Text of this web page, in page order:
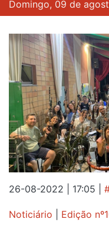
Domingo, 09 de
26-08-2022 | 17:05
Noticiário Edição